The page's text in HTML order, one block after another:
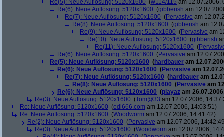
Re(5): Neue Auflösung: 5120x1600 (w114/115 am 12.07.2006,
Re(6): Neue Auflösung: 5120x1600 (gibberish am
Re(7): Neue Auflösung: 5120x1600 (Pervasive am
Re(8): Neue Auflösung: 5120x1600 (gibberish am
Re(9): Neue Auflösung: 5120x1600 (Pervasive am
Re(10): Neue Auflösung: 5120x1600 (gibberish
Re(11): Neue Auflösung: 5120x1600 (
Re(6): Neue Auflösung: 5120x1600 (Pervasive am
Re(5): Neue Auflösung: 5120x1600 (hardbauer am
Re(6): Neue Auflösung: 5120x1600 (Pervasive am
Re(7): Neue Auflösung: 5120x1600 (hardbauer am
Re(8): Neue Auflösung: 5120x1600 (Pervasive am
Re(6): Neue Auflösung: 5120x1600 (playaz am
Re(3): Neue Auflösung: 5120x1600 (Tom@33 am 12.07.2006,
Re: Neue Auflösung: 5120x1600 (edi666.com am 12.07.2006, 14:03:51)
Re: Neue Auflösung: 5120x1600 (Woodworm am 12.07.2006, 14:41:42)
Re(2): Neue Auflösung: 5120x1600 (Pervasive am 12.07.2006,
Re(3): Neue Auflösung: 5120x1600 (Woodworm am 12.07.2006,